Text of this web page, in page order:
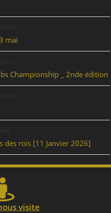
mai
Championship _ 2nde édition
des rois [11 Janvier 2026]
visite